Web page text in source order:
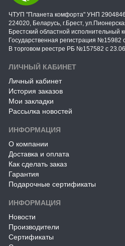
ЧТУП "Планета комфорта" УНП
224020, Беларусь, г.Брест,
Брестский областной исполнительный
Государственная регистрация №15982
В торговом реестре РБ №157582 с
ЛИЧНЫЙ КАБИНЕТ
Личный кабинет
История заказов
Мои закладки
Рассылка новостей
ИНФОРМАЦИЯ
О компании
Доставка и оплата
Как сделать заказ
Гарантия
Подарочные сертификаты
ИНФОРМАЦИЯ
Новости
Производители
Сертификаты